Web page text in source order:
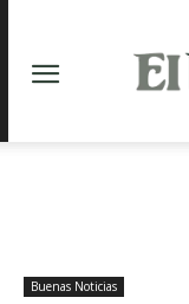
Buenas Noticias